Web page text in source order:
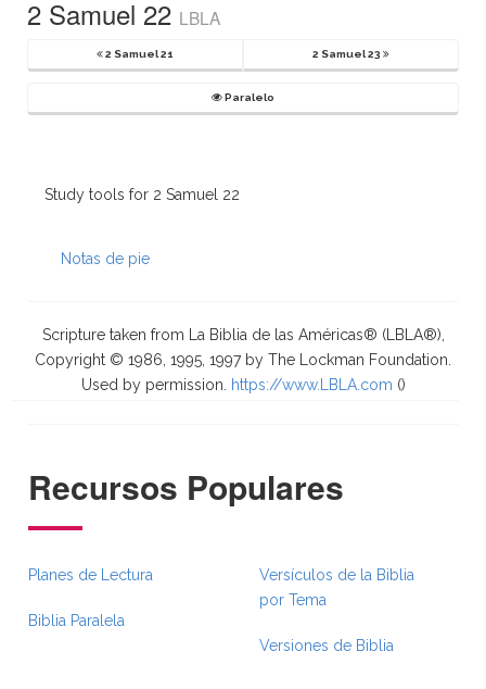
2 Samuel 22 LBLA
2 Samuel 21 2 Samuel 23
Paralelo
Study tools for 2 Samuel 22
Notas de pie
Scripture taken from La Biblia de las Américas® (LBLA®),
Copyright © 1986, 1995, 1997 by The Lockman Foundation.
Used by permission.
https://www.LBLA.com ()
Recursos Populares
Planes de Lectura
Biblia Paralela
Versículos de la Biblia
por Tema
Versiones de Biblia